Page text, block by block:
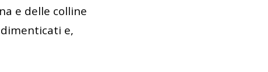
e delle colline
e,